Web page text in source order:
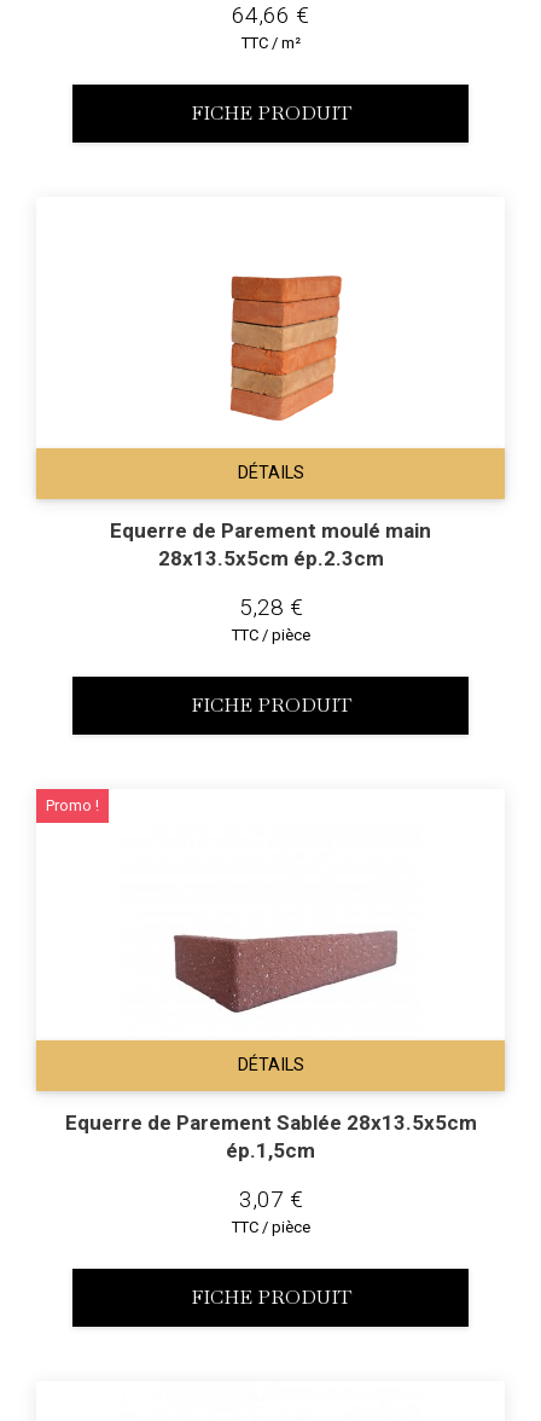
64,66 €
TTC / m²
FICHE PRODUIT
DÉTAILS
Equerre de Parement moulé main
28x13.5x5cm ép.2.3cm
5,28 €
TTC / pièce
FICHE PRODUIT
DÉTAILS
Promo !
Equerre de Parement Sablée 28x13.5x5cm
ép.1,5cm
3,07 €
TTC / pièce
FICHE PRODUIT